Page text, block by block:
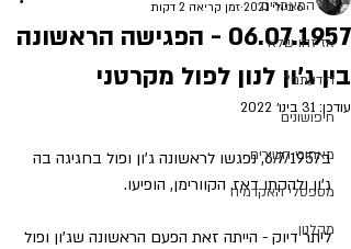
כל המאמרים
אז זהו שלא
הידעתם?
חיפושונים
מאחורי השירים
מספסלי האקדמיה
מקלנון
06.07.1957 - הפגישה הראשונה
בין ג'ון לנון לפול מקרטני
6 ביולי 2021
זמן קריאה 2 דקות
עודכן: 31 בינו׳ 2022
ב6/7/1957, נפגשו לראשונה ג'ון ופול בחגיגה בה
ג'ון ולהקתו דאז, הקוורימן, הופיעו.
ליתר דיוק - הייתה זאת הפעם הראשונה שג'ון ופול